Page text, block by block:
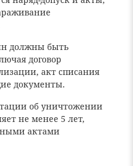
должны быть
договор
акт списания
документы.
об уничтожении
не менее 5 лет,
актами